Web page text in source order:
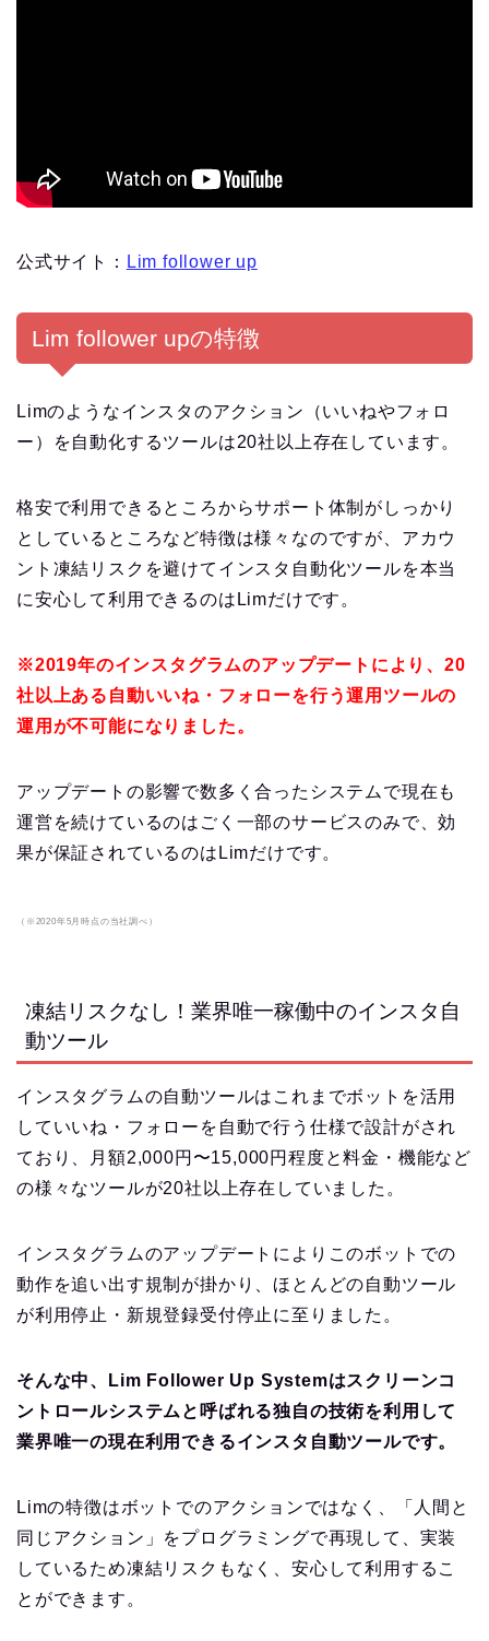
公式サイト： Lim follower up
Lim follower upの特徴
Limのようなインスタのアクション（いいねやフォロ
ー）を自動化するツールは20社以上存在しています。
格安で利用できるところからサポート体制がしっかり
としているところなど特徴は様々なのですが、アカウ
ント凍結リスクを避けてインスタ自動化ツールを本当
に安心して利用できるのはLimだけです。
※2019年のインスタグラムのアップデートにより、20
社以上ある自動いいね・フォローを行う運用ツールの
運用が不可能になりました。
アップデートの影響で数多く合ったシステムで現在も
運営を続けているのはごく一部のサービスのみで、効
果が保証されているのはLimだけです。
（※2020年5月時点の当社調べ）
凍結リスクなし！業界唯一稼働中のインスタ自
動ツール
インスタグラムの自動ツールはこれまでボットを活用
していいね・フォローを自動で行う仕様で設計がされ
ており、月額2,000円〜15,000円程度と料金・機能など
の様々なツールが20社以上存在していました。
インスタグラムのアップデートによりこのボットでの
動作を追い出す規制が掛かり、ほとんどの自動ツール
が利用停止・新規登録受付停止に至りました。
そんな中、Lim Follower Up Systemはスクリーンコ
ントロールシステムと呼ばれる独自の技術を利用して
業界唯一の現在利用できるインスタ自動ツールです。
Limの特徴はボットでのアクションではなく、「人間と
同じアクション」をプログラミングで再現して、実装
しているため凍結リスクもなく、安心して利用するこ
とができます。